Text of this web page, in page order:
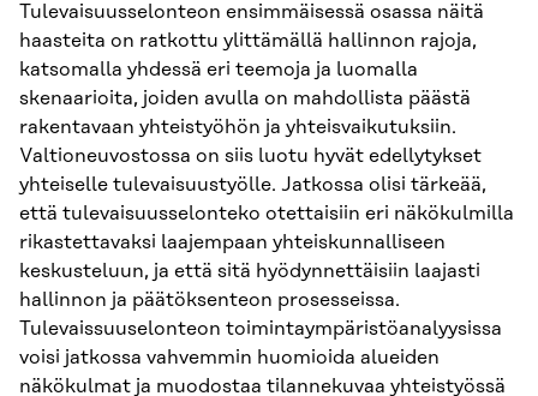
Tulevaisuusselonteon ensimmäisessä osassa näitä
haasteita on ratkottu ylittämällä hallinnon rajoja,
katsomalla yhdessä eri teemoja ja luomalla
skenaarioita, joiden avulla on mahdollista päästä
rakentavaan yhteistyöhön ja yhteisvaikutuksiin.
Valtioneuvostossa on siis luotu hyvät edellytykset
yhteiselle tulevaisuustyölle. Jatkossa olisi tärkeää,
että tulevaisuusselonteko otettaisiin eri näkökulmilla
rikastettavaksi laajempaan yhteiskunnalliseen
keskusteluun, ja että sitä hyödynnettäisiin laajasti
hallinnon ja päätöksenteon prosesseissa.
Tulevaissuuselonteon toimintaympäristöanalyysissa
voisi jatkossa vahvemmin huomioida alueiden
näkökulmat ja muodostaa tilannekuvaa yhteistyössä